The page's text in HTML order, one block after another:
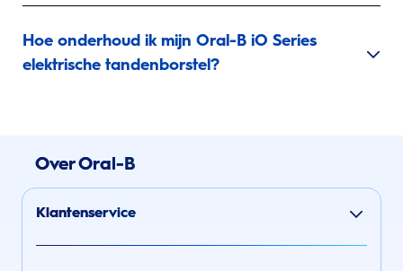
Hoe onderhoud ik mijn Oral-B iO Series
elektrische tandenborstel?
Over Oral-B
Klantenservice